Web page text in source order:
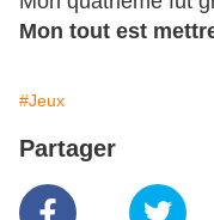
Mon tout est
#Jeux
Partager